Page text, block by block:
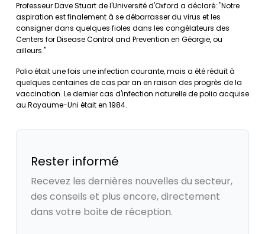
Professeur Dave Stuart de l'Université d'Oxford a déclaré: "Notre
aspiration est finalement à se débarrasser du virus et les
consigner dans quelques fioles dans les congélateurs des
Centers for Disease Control and Prevention en Géorgie, ou
ailleurs."
Polio était une fois une infection courante, mais a été réduit à
quelques centaines de cas par an en raison des progrès de la
vaccination. Le dernier cas d'infection naturelle de polio acquise
au Royaume-Uni était en 1984.
Rester informé
Recevez les dernières nouvelles du secteur,
des conseils et plus encore, directement
dans votre boîte de réception.